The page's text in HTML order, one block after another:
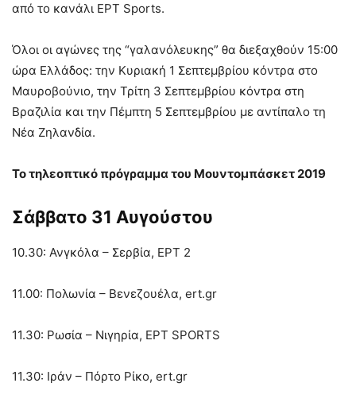
από το κανάλι ΕΡΤ Sports.
Όλοι οι αγώνες της “γαλανόλευκης” θα διεξαχθούν 15:00
ώρα Ελλάδος: την Κυριακή 1 Σεπτεμβρίου κόντρα στο
Μαυροβούνιο, την Τρίτη 3 Σεπτεμβρίου κόντρα στη
Βραζιλία και την Πέμπτη 5 Σεπτεμβρίου με αντίπαλο τη
Νέα Ζηλανδία.
Το τηλεοπτικό πρόγραμμα του Μουντομπάσκετ 2019
Σάββατο 31 Αυγούστου
10.30: Ανγκόλα – Σερβία, ΕΡΤ 2
11.00: Πολωνία – Βενεζουέλα, ert.gr
11.30: Ρωσία – Νιγηρία, ΕΡΤ SPORTS
11.30: Ιράν – Πόρτο Ρίκο, ert.gr